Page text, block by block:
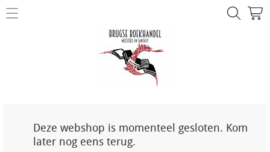
NIEUW!
Deze webshop is momenteel gesloten. Kom
later nog eens terug.